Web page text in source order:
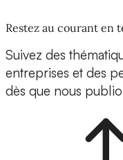
Restez au courant en
Suivez des
entreprises et des
dès que nous